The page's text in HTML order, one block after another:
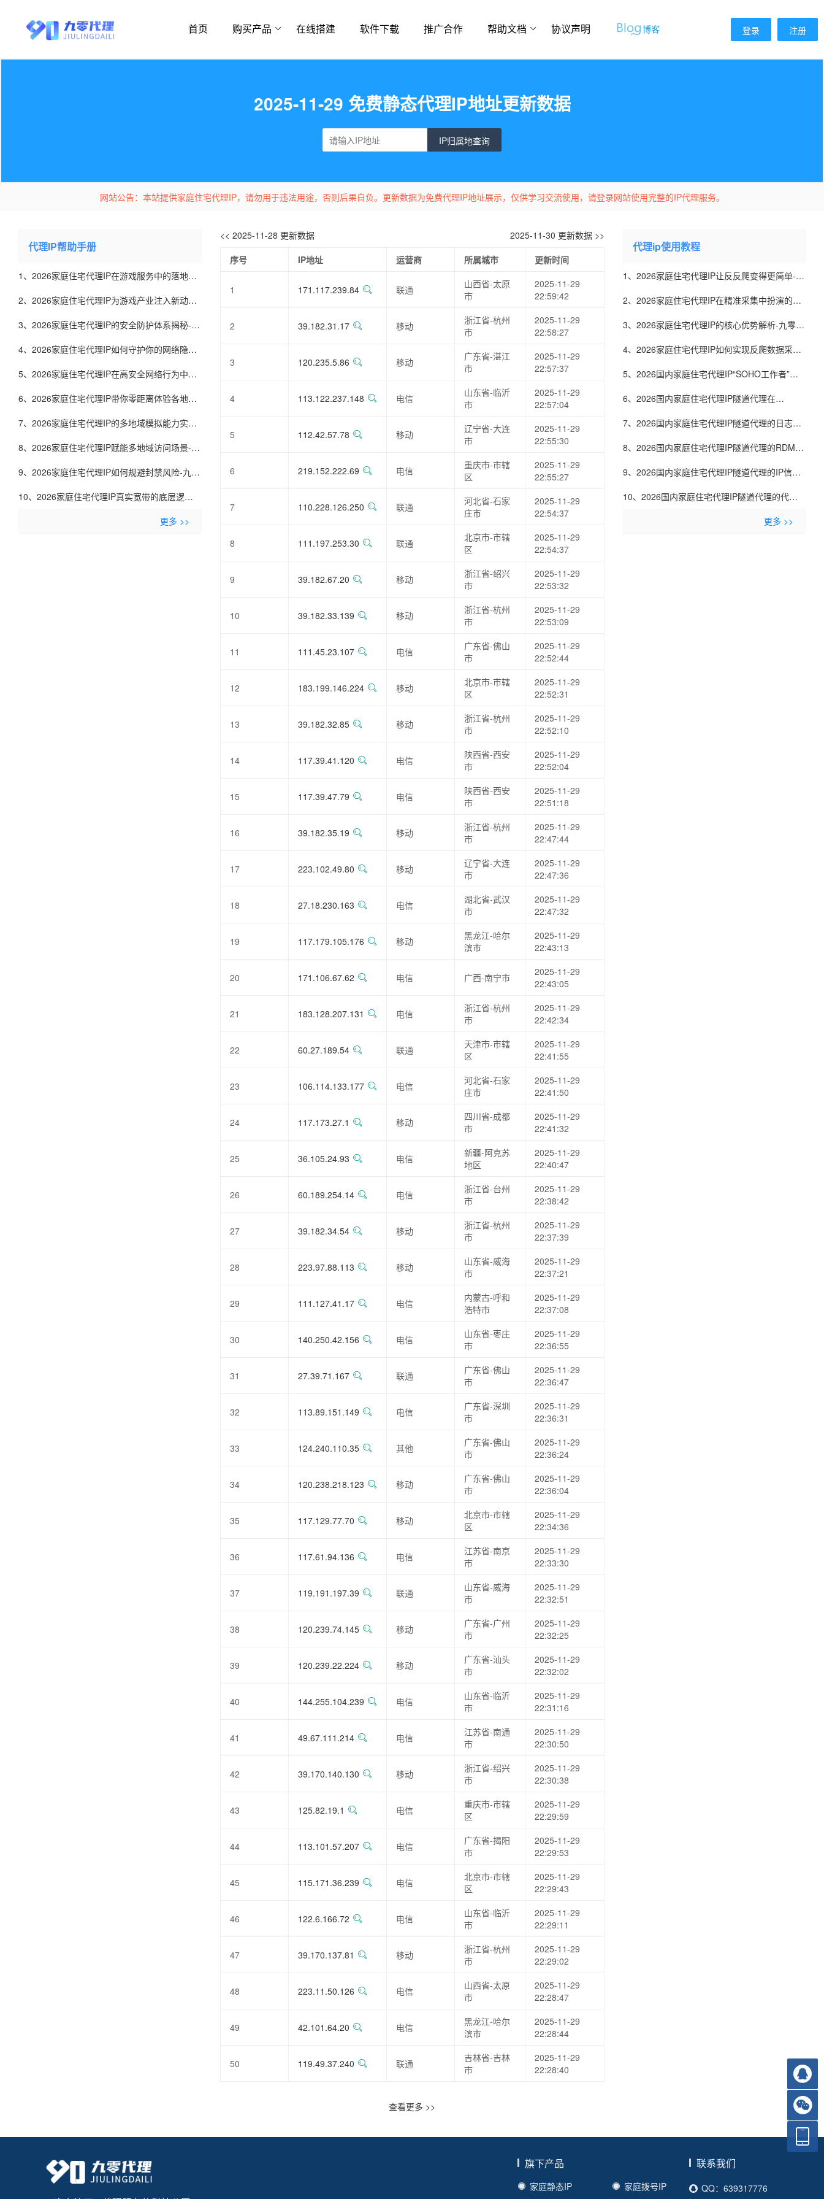
首页 购买产品 在线搭建 软件下载 推广合作 帮助文档 协议声明 博客 登录 注册
2025-11-29 免费静态代理IP地址更新数据
IP归属地查询
网站公告：本站提供家庭住宅代理IP，请勿用于违法用途，否则后果自负。更新数据为免费代理IP地址展示，仅供学习交流使用，请登录网站使用完整的IP代理服务。
代理IP帮助手册
1、2026家庭住宅代理IP在游戏服务中的落地实
践-九零代理
2、2026家庭住宅代理IP为游戏产业注入新动力-
九零代理
3、2026家庭住宅代理IP的安全防护体系揭秘-九
零代理
4、2026家庭住宅代理IP如何守护你的网络隐私-
九零代理
5、2026家庭住宅代理IP在高安全网络行为中的
价值-九零代理
6、2026家庭住宅代理IP带你零距离体验各地网
络-九零代理
7、2026家庭住宅代理IP的多地域模拟能力实测-
九零代理
8、2026家庭住宅代理IP赋能多地域访问场景-九
零代理
9、2026家庭住宅代理IP如何规避封禁风险-九零
代理
10、2026家庭住宅代理IP真实宽带的底层逻辑-
更多 >>
<< 2025-11-28 更新数据
2025-11-30 更新数据 >>
序号
IP地址 运营商 所属城市 更新时间
1 171.117.239.84 联通
山西省-太原
市
2025-11-29
22:59:42
2 39.182.31.17 移动
浙江省-杭州
市
2025-11-29
22:58:27
3 120.235.5.86 移动
广东省-湛江
市
2025-11-29
22:57:37
4 113.122.237.148 电信
山东省-临沂
市
2025-11-29
22:57:04
5 112.42.57.78 移动
辽宁省-大连
市
2025-11-29
22:55:30
6 219.152.222.69 电信
重庆市-市辖
区
2025-11-29
22:55:27
7 110.228.126.250 联通
河北省-石家
庄市
2025-11-29
22:54:37
8 111.197.253.30 联通
北京市-市辖
区
2025-11-29
22:54:37
9 39.182.67.20 移动
浙江省-绍兴
市
2025-11-29
22:53:32
10 39.182.33.139 移动
浙江省-杭州
市
2025-11-29
22:53:09
11 111.45.23.107 电信
广东省-佛山
市
2025-11-29
22:52:44
12 183.199.146.224 移动
北京市-市辖
区
2025-11-29
22:52:31
13 39.182.32.85 移动
浙江省-杭州
市
2025-11-29
22:52:10
14 117.39.41.120 电信
陕西省-西安
市
2025-11-29
22:52:04
15 117.39.47.79 电信
陕西省-西安
市
2025-11-29
22:51:18
16 39.182.35.19 移动
浙江省-杭州
市
2025-11-29
22:47:44
17 223.102.49.80 移动
辽宁省-大连
市
2025-11-29
22:47:36
18 27.18.230.163 电信
湖北省-武汉
市
2025-11-29
22:47:32
19 117.179.105.176 移动
黑龙江-哈尔
滨市
2025-11-29
22:43:13
20 171.106.67.62 电信 广西-南宁市
2025-11-29
22:43:05
21 183.128.207.131 电信
浙江省-杭州
市
2025-11-29
22:42:34
22 60.27.189.54 联通
天津市-市辖
区
2025-11-29
22:41:55
23 106.114.133.177 电信
河北省-石家
庄市
2025-11-29
22:41:50
24 117.173.27.1 移动
四川省-成都
市
2025-11-29
22:41:32
25 36.105.24.93 电信
新疆-阿克苏
地区
2025-11-29
22:40:47
26 60.189.254.14 电信
浙江省-台州
市
2025-11-29
22:38:42
27 39.182.34.54 移动
浙江省-杭州
市
2025-11-29
22:37:39
28 223.97.88.113 移动
山东省-威海
市
2025-11-29
22:37:21
29 111.127.41.17 电信
内蒙古-呼和
浩特市
2025-11-29
22:37:08
30 140.250.42.156 电信
山东省-枣庄
市
2025-11-29
22:36:55
31 27.39.71.167 联通
广东省-佛山
市
2025-11-29
22:36:47
32 113.89.151.149 电信
广东省-深圳
市
2025-11-29
22:36:31
33 124.240.110.35 其他
广东省-佛山
市
2025-11-29
22:36:24
34 120.238.218.123 移动
广东省-佛山
市
2025-11-29
22:36:04
35 117.129.77.70 移动
北京市-市辖
区
2025-11-29
22:34:36
36 117.61.94.136 电信
江苏省-南京
市
2025-11-29
22:33:30
37 119.191.197.39 联通
山东省-威海
市
2025-11-29
22:32:51
38 120.239.74.145 移动
广东省-广州
市
2025-11-29
22:32:25
39 120.239.22.224 移动
广东省-汕头
市
2025-11-29
22:32:02
40 144.255.104.239 电信
山东省-临沂
市
2025-11-29
22:31:16
41 49.67.111.214 电信
江苏省-南通
市
2025-11-29
22:30:50
42 39.170.140.130 移动
浙江省-绍兴
市
2025-11-29
22:30:38
43 125.82.19.1 电信
重庆市-市辖
区
2025-11-29
22:29:59
44 113.101.57.207 电信
广东省-揭阳
市
2025-11-29
22:29:53
45 115.171.36.239 电信
北京市-市辖
区
2025-11-29
22:29:43
46 122.6.166.72 电信
山东省-临沂
市
2025-11-29
22:29:11
47 39.170.137.81 移动
浙江省-杭州
市
2025-11-29
22:29:02
48 223.11.50.126 电信
山西省-太原
市
2025-11-29
22:28:47
49 42.101.64.20 电信
黑龙江-哈尔
滨市
2025-11-29
22:28:44
50 119.49.37.240 联通
吉林省-吉林
市
2025-11-29
22:28:40
查看更多 >>
代理ip使用教程
1、2026家庭住宅代理IP让反反爬变得更简单-九
零代理
2、2026家庭住宅代理IP在精准采集中扮演的角
色-九零代理
3、2026家庭住宅代理IP的核心优势解析-九零代
理
4、2026家庭住宅代理IP如何实现反爬数据采集-
九零代理
5、2026国内家庭住宅代理IP“SOHO工作者”口
碑：自由职业者眼中的好用代理-九零代理
6、2026国内家庭住宅代理IP隧道代理在
SimilarTech技术栈采集中的应用：网站技术分
析-九零代理
7、2026国内家庭住宅代理IP隧道代理的日志脱
敏技术：自动隐藏用户敏感信息-九零代理
8、2026国内家庭住宅代理IP隧道代理的RDMA
技术支持：数据中心内部零拷贝传输-九零代理
9、2026国内家庭住宅代理IP隧道代理的IP信誉
共享联盟：多家服务商共建黑名单库-九零代理
10、2026国内家庭住宅代理IP隧道代理的代理
池预热技术：采集任务开始前预连接IP-九零代理
更多 >>
旗下产品
家庭静态IP
家庭拨号IP
联系我们
QQ：639317776